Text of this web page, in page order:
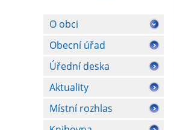
O obci
Obecní úřad
Úřední deska
Aktuality
Místní rozhlas